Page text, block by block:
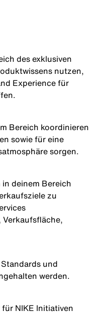
desexklusiven
nutzen,
Experiencefür
Bereich koordinieren
sowiefüreine
sorgen.
in deinem Bereich
zu
Verkaufsfläche,
und
werden.
NIKE Initiativen